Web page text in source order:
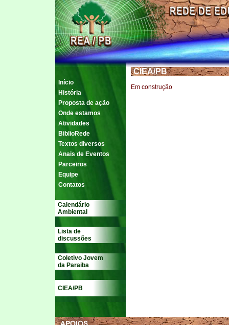
Início
História
Proposta de ação
Onde estamos
Atividades
BiblioRede
Textos diversos
Anais de Eventos
Parceiros
Equipe
Contatos
Calendário
Ambiental
Lista de
discussões
Coletivo Jovem
da Paraiba
CIEA/PB
CIEA/PB
Em construção